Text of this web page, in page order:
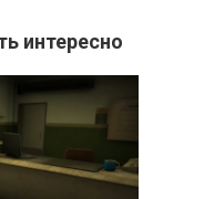
интересно